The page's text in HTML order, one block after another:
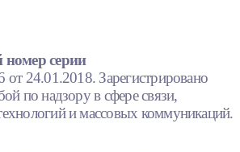
серии
24.01.2018. Зарегистрировано
по надзору в сфере связи,
и массовых коммуникаций.